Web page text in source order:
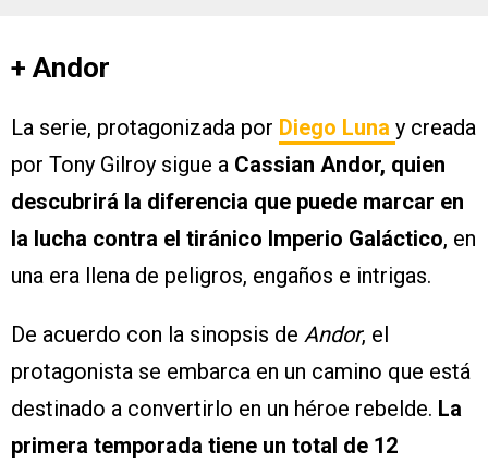
+ Andor
La serie, protagonizada por Diego Luna y creada
por Tony Gilroy sigue a Cassian Andor, quien
descubrirá la diferencia que puede marcar en
la lucha contra el tiránico Imperio Galáctico, en
una era llena de peligros, engaños e intrigas.
De acuerdo con la sinopsis de Andor, el
protagonista se embarca en un camino que está
destinado a convertirlo en un héroe rebelde. La
primera temporada tiene un total de 12